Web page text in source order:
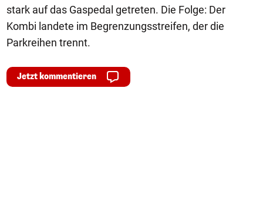
stark auf das Gaspedal getreten. Die Folge: Der
Kombi landete im Begrenzungsstreifen, der die
Parkreihen trennt.
Jetzt kommentieren